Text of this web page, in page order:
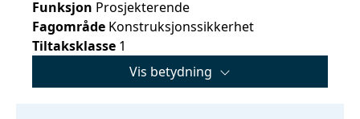
Funksjon Prosjekterende
Fagområde Konstruksjonssikkerhet
Tiltaksklasse 1
Vis betydning